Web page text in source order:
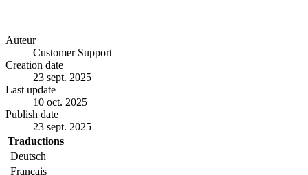
Auteur
Customer Support
Creation date
23 sept. 2025
Last update
10 oct. 2025
Publish date
23 sept. 2025
Traductions
Deutsch
Français